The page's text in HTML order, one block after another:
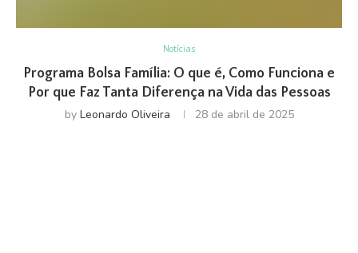
Notícias
Programa Bolsa Família: O que é, Como Funciona e
Por que Faz Tanta Diferença na Vida das Pessoas
by Leonardo Oliveira 28 de abril de 2025